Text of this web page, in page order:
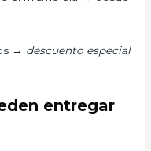
→ descuento especial
entregar